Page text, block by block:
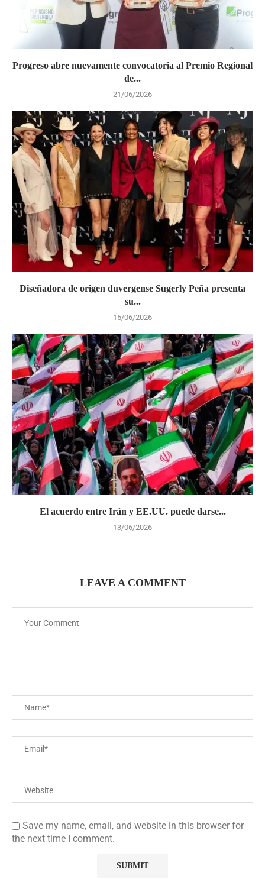
Progreso abre nuevamente convocatoria al Premio Regional
de...
21/06/2026
Diseñadora de origen duvergense Sugerly Peña presenta
su...
15/06/2026
El acuerdo entre Irán y EE.UU. puede darse...
13/06/2026
LEAVE A COMMENT
Save my name, email, and website in this browser for
the next time I comment.